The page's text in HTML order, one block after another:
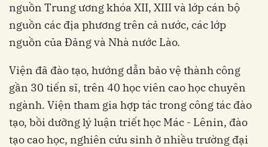
nguồn Trung ương khóa XII, XIII và lớp cán bộ
nguồn các địa phương trên cả nước, các lớp
nguồn của Đảng và Nhà nước Lào.
Viện đã đào tạo, hướng dẫn bảo vệ thành công
gần 30 tiến sĩ, trên 40 học viên cao học chuyên
ngành. Viện tham gia hợp tác trong công tác đào
tạo, bồi dưỡng lý luận triết học Mác - Lênin, đào
tạo cao học, nghiên cứu sinh ở nhiều trường đại